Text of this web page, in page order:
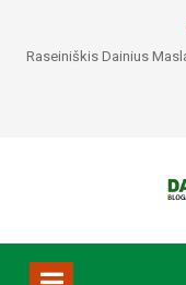
Raseiniškis Dainius